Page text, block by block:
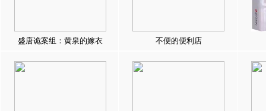
盛唐诡案组：黄泉的嫁衣 不便的便利店